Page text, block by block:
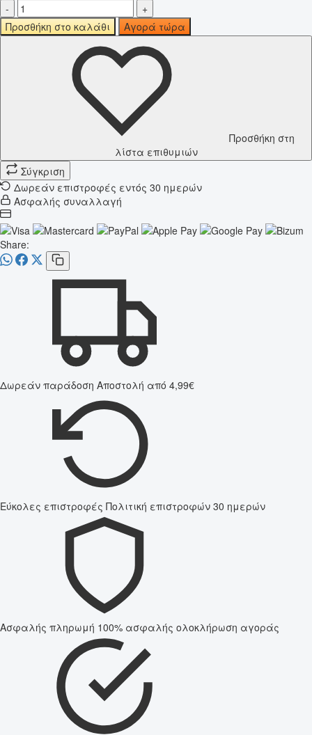
-
+
Προσθήκη στο καλάθι
Αγορά τώρα
Προσθήκη στη
λίστα επιθυμιών
Σύγκριση
Δωρεάν επιστροφές εντός 30 ημερών
Ασφαλής συναλλαγή
Share:
Δωρεάν παράδοση Αποστολή από 4,99€
Εύκολες επιστροφές Πολιτική επιστροφών 30 ημερών
Ασφαλής πληρωμή 100% ασφαλής ολοκλήρωση αγοράς